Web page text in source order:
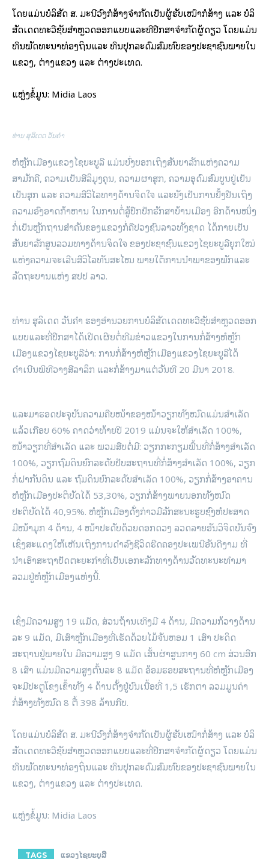
ໂດຍແມ່ນບໍລິສັດ ສ. ມະນີວົງກໍ່ສ້າງຈໍາກັດເປັນຜູ້ຮັບເໝົາກໍ່ສ້າງ ແລະ ບໍລິ
ສັດເດດທະວີຊັບສຳຫຼວດອອກແບບແລະທີ່ປຶກສາຈໍາກັດຜູ້ດຽວ ໂດຍແມ່ນ
ທຶນພັດທະນາທ່ອງຖິ່ນແລະ ທຶນປຸກລະດົມສົມທົບຂອງປະຊາຊົນພາຍໃນ
ແຂວງ, ຕ່າງແຂວງ ແລະ ຕ່າງປະເທດ.
ແຫຼ່ງຂໍ້ມູນ: Midia Laos
ທ່ານ ສຸລິເດດ ວັນຄຳ
ຫໍຫຼັກເມືອງແຂວງໄຊຍະບູລີ ແມ່ນບົ່ງບອກເຖິງສັນຍາລັກແຫ່ງຄວາມ
ສາມັກຄີ, ຄວາມເປັນສີລິມຸງຄຸນ, ຄວາມຜາສຸກ, ຄວາມອຸດົມສົມບູນຢູ່ເຢັນ
ເປັນສຸກ ແລະ ຄວາມສີວິໄລທາງດ້ານຈິດໃຈ ແລະຍັງເປັນການຢັ້ງຢືນເຖິງ
ຄວາມອົງອາດກ້າຫານ ໃນການຕໍ່ສູ້ປົກປັກຮັກສາບ້ານເມືອງ ອີກດ້ານໜຶ່ງ
ກໍ່ເປັນຫຼັກຖານສຳຄັນຂອງແຂວງກໍ່ຄືປວງຊົນລາວທັງຊາດ ໄດ້ກາຍເປັນ
ສັນຍາລັກສູນລວມທາງດ້ານຈິດໃຈ ຂອງປະຊາຊົນແຂວງໄຊຍະບູລີຍຸກໃໝ່
ແຫ່ງຄວາມຈະເລີນສີວິໄລທັນສະໄໝ ພາຍໃຕ້ການນຳພາຂອງພັກແລະ
ລັດຖະບານແຫ່ງ ສປປ ລາວ.
ທ່ານ ສຸລິເດດ ວັນຄຳ ຮອງອຳນວຍການບໍລິສັດເດດທະວີຊັບສຳຫຼວດອອກ
ແບບແລະທີ່ປຶກສາໄດ້ເປີດເຜີຍຕໍ່ທີມຂ່າວແຂວງໃນການກໍ່ສ້າງຫໍຫຼັກ
ເມືອງແຂວງໄຊຍະບູລີວ່າ: ການກໍ່ສ້າງຫໍຫຼັກເມືອງແຂວງໄຊຍະບູລີໄດ້
ດຳເນີນພິທີວາງສີລາລຶກ ແລະກໍ່ສ້າງມາແຕ່ວັນທີ 20 ມີນາ 2018.
ແລະມາຮອດປະຈຸບັນຄວາມຄືບໜ້າຂອງໜ້າວຽກທັງໝົດແມ່ນສຳເລັດ
ແລ້ວເກືອບ 60% ຄາດວ່າທ້າຍປີ 2019 ແມ່ນຈະໃຫ້ສໍາເລັດ 100%,
ໜ້າວຽກທີ່ສໍາເລັດ ແລະ ພວມສືບຕໍ່ມີ: ວຽກກະກຽມພື້ນທີ່ກໍ່ສ້າງສໍາເລັດ
100%, ວຽກຖົມດິນຍົກລະດັບປັບສະຖານທີ່ກໍ່ສ້າງສໍາເລັດ 100%, ວຽກ
ກໍ່ຝາກັນດິນ ແລະ ຖົມດິນຍົກລະດັບສໍາເລັດ 100%, ວຽກກໍ່ສ້າງອາຄານ
ຫໍຫຼັກເມືອງປະຕິບັດໄດ້ 53,30%, ວຽກກໍ່ສ້າງພາຍນອກທັງໝົດ
ປະຕິບັດໄດ້ 40,95%. ຫໍຫຼັກເມືອງດັ່ງກ່າວມີລັກສະນະຮູບຊົງຫໍປະສາດ
ມີໜ້າມຸກ 4 ດ້ານ, 4 ໜ້າປະດັບດ້ວຍດອກດວງ ລວດລາຍອັນວິຈິດບັນຈົງ
ເຊິ່ງສະແດງໃຫ້ເຫັນເຖິງການດຳລົງຊີວິດຮີດຄອງປະເພນີອັນດີງາມ ທີ່
ນຳເອົາສະຖາປັດຕະຍະກຳທີ່ເປັນເອກະລັກທາງດ້ານວັດທະນະທຳມາ
ລວມຢູ່ຫໍຫຼັກເມືອງແຫ່ງນີ້.
ເຊິ່ງມີຄວາມສູງ 19 ແມັດ, ສ່ວນຖ້ານເທິງມີ 4 ດ້ານ, ມີຄວາມກ້ວາງດ້ານ
ລະ 9 ແມັດ, ມີເສົາຫຼັກເມືອງທີ່ເຮັດດ້ວຍໄມ້ຈັນຫອມ 1 ເສົາ ປະດິດ
ສະຖານຢູ່ພາຍໃນ ມີຄວາມສູງ 9 ແມັດ ເສັ້ນຜ່າສູນກາງ 60 cm ສ່ວນອີກ
8 ເສົາ ແມ່ນມີຄວາມສູງຕົ້ນລະ 8 ແມັດ ອ້ອມຮອບສະຖານທີ່ຫໍຫຼັກເມືອງ
ຈະມີປະຕູໂຂງເຂົ້າທັງ 4 ດ້ານຕັ້ງຢູ່ບົນເນື້ອທີ່ 1,5 ເຮັກຕາ ລວມມູນຄ່າ
ກໍ່ສ້າງທັງໝົດ 8 ຕື້ 398 ລ້ານກີບ.
ໂດຍແມ່ນບໍລິສັດ ສ. ມະນີວົງກໍ່ສ້າງຈໍາກັດເປັນຜູ້ຮັບເໝົາກໍ່ສ້າງ ແລະ ບໍລິ
ສັດເດດທະວີຊັບສຳຫຼວດອອກແບບແລະທີ່ປຶກສາຈໍາກັດຜູ້ດຽວ ໂດຍແມ່ນ
ທຶນພັດທະນາທ່ອງຖິ່ນແລະ ທຶນປຸກລະດົມສົມທົບຂອງປະຊາຊົນພາຍໃນ
ແຂວງ, ຕ່າງແຂວງ ແລະ ຕ່າງປະເທດ.
ແຫຼ່ງຂໍ້ມູນ: Midia Laos
TAGS ແຂວງໄຊຍະບູລີ